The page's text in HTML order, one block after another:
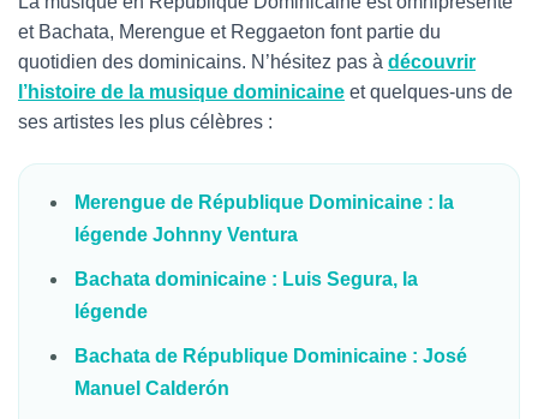
et Bachata, Merengue et Reggaeton font partie du
quotidien des dominicains. N’hésitez pas à découvrir
l’histoire de la musique dominicaine et quelques-uns de
ses artistes les plus célèbres :
Merengue de République Dominicaine : la
légende Johnny Ventura
Bachata dominicaine : Luis Segura, la
légende
Bachata de République Dominicaine : José
Manuel Calderón